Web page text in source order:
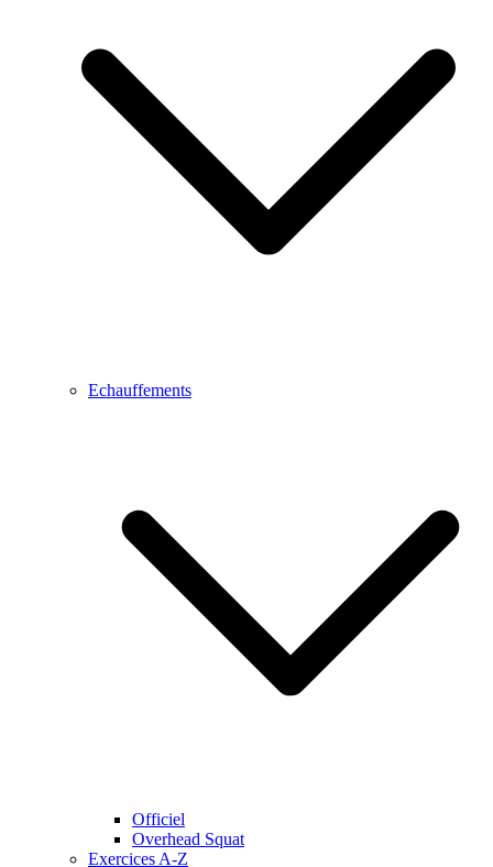
Echauffements
Officiel
Overhead Squat
Exercices A-Z